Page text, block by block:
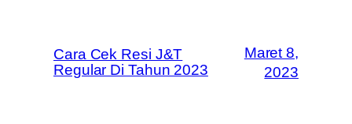
Cara Cek Resi J&T
Regular Di Tahun 2023
Maret 8,
2023